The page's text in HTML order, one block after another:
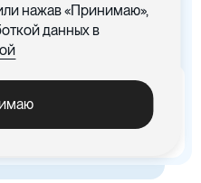
-30%
связанные с печатью
нажав «Принимаю»,
данных в